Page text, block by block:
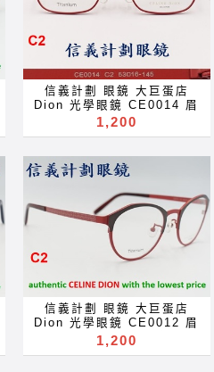
blue ray of light block
filter eyeglasses
Акуляры Kacamata Gafas
Des lunettes نظارات очки
Brýle Mga Salamin
occhiali Gläser szemüveg
Окуляри bril Kính
glasögon Gelas चश्मा めが
ImeMyself Eyewear
casual wear clothes and
信義計劃 眼鏡 大巨蛋店
Dion 光學眼鏡 CE0014 眉
框 圓框 titanium 鈦金屬 鏤
近視 老花 多焦點 鏡片 近视
眼镜 抗藍光 濾藍光 變色鏡片
抗蓝光 滤蓝光 全視線 變色鏡
片 全视线 变色镜片 optical
frames spectacles
glasses Rx prescription
for near far sighted
reading glass blue block
filter eyeglasses
Акуляры Kacamata Gafas
Des lunettes نظارات очки
Brýle Mga Salamin
occhiali Gläser szemüveg
1,200
信義計劃 眼鏡 大巨蛋店
Dion 光學眼鏡 CE0012 眉
框 圓框 titanium 鈦金屬 眼
鏡 可配 抗藍光 變色鏡片
1,200